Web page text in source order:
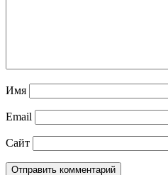
Имя
Email
Сайт